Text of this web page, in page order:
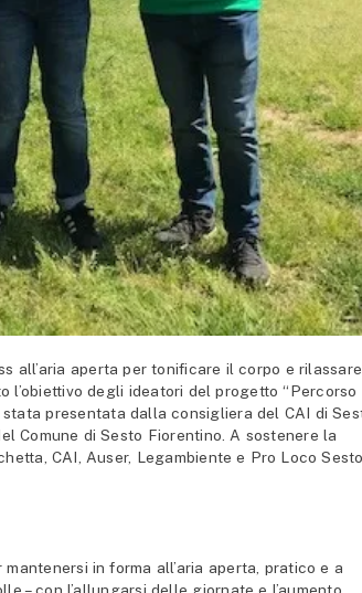
all’aria aperta per tonificare il corpo e rilassare
l’obiettivo degli ideatori del progetto “Percorso
presentata dalla consigliera del CAI di
Comune di Sesto Fiorentino. A sostenere la
CAI, Auser, Legambiente e Pro Loco
in forma all’aria aperta, pratico e a